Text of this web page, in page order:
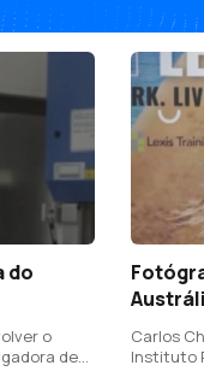
do
o
de
Carlos
Instituto